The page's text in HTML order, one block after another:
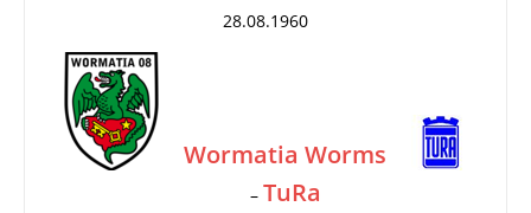
28.08.1960
Wormatia Worms
– TuRa